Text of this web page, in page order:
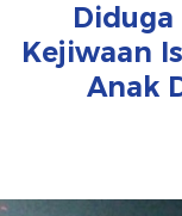
Kejiwaan
Anak